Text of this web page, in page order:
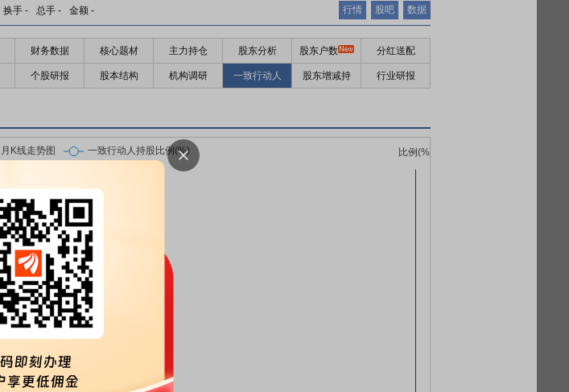
换手 - 总手 - 金额 - 行情 股吧 数据
财务数据 核心题材 主力持仓 股东分析 股东户数 分红送配
个股研报 股本结构 机构调研 一致行动人 股东增减持 行业研报